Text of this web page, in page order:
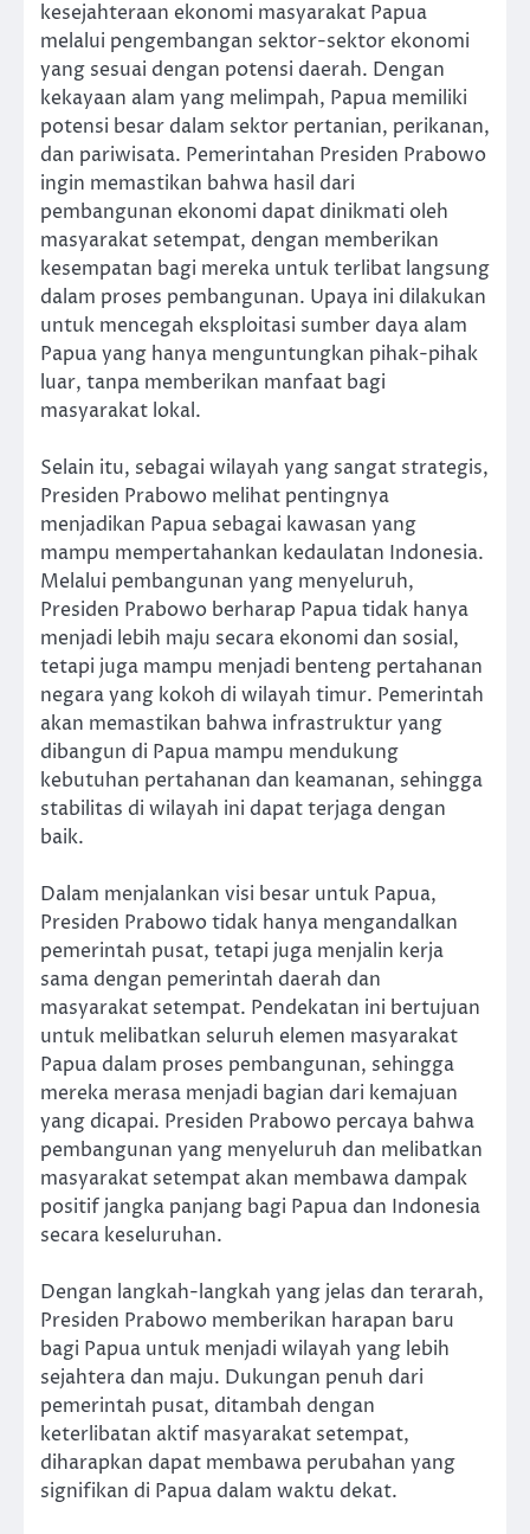
kesejahteraan ekonomi masyarakat Papua
melalui pengembangan sektor-sektor ekonomi
yang sesuai dengan potensi daerah. Dengan
kekayaan alam yang melimpah, Papua memiliki
potensi besar dalam sektor pertanian, perikanan,
dan pariwisata. Pemerintahan Presiden Prabowo
ingin memastikan bahwa hasil dari
pembangunan ekonomi dapat dinikmati oleh
masyarakat setempat, dengan memberikan
kesempatan bagi mereka untuk terlibat langsung
dalam proses pembangunan. Upaya ini dilakukan
untuk mencegah eksploitasi sumber daya alam
Papua yang hanya menguntungkan pihak-pihak
luar, tanpa memberikan manfaat bagi
masyarakat lokal.
Selain itu, sebagai wilayah yang sangat strategis,
Presiden Prabowo melihat pentingnya
menjadikan Papua sebagai kawasan yang
mampu mempertahankan kedaulatan Indonesia.
Melalui pembangunan yang menyeluruh,
Presiden Prabowo berharap Papua tidak hanya
menjadi lebih maju secara ekonomi dan sosial,
tetapi juga mampu menjadi benteng pertahanan
negara yang kokoh di wilayah timur. Pemerintah
akan memastikan bahwa infrastruktur yang
dibangun di Papua mampu mendukung
kebutuhan pertahanan dan keamanan, sehingga
stabilitas di wilayah ini dapat terjaga dengan
baik.
Dalam menjalankan visi besar untuk Papua,
Presiden Prabowo tidak hanya mengandalkan
pemerintah pusat, tetapi juga menjalin kerja
sama dengan pemerintah daerah dan
masyarakat setempat. Pendekatan ini bertujuan
untuk melibatkan seluruh elemen masyarakat
Papua dalam proses pembangunan, sehingga
mereka merasa menjadi bagian dari kemajuan
yang dicapai. Presiden Prabowo percaya bahwa
pembangunan yang menyeluruh dan melibatkan
masyarakat setempat akan membawa dampak
positif jangka panjang bagi Papua dan Indonesia
secara keseluruhan.
Dengan langkah-langkah yang jelas dan terarah,
Presiden Prabowo memberikan harapan baru
bagi Papua untuk menjadi wilayah yang lebih
sejahtera dan maju. Dukungan penuh dari
pemerintah pusat, ditambah dengan
keterlibatan aktif masyarakat setempat,
diharapkan dapat membawa perubahan yang
signifikan di Papua dalam waktu dekat.